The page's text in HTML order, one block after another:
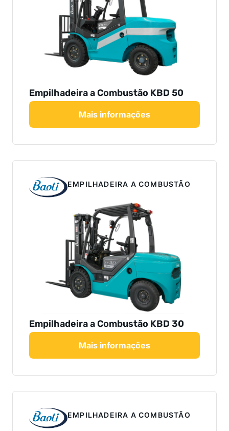
Empilhadeira a Combustão KBD 50
Mais informações
EMPILHADEIRA A COMBUSTÃO
Empilhadeira a Combustão KBD 30
Mais informações
EMPILHADEIRA A COMBUSTÃO